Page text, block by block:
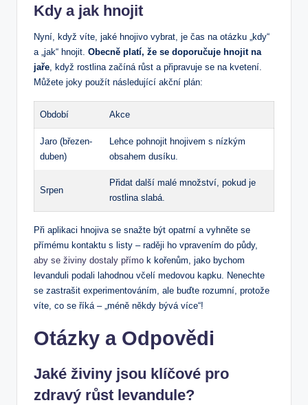
Kdy a jak hnojit
Nyní, když víte, jaké hnojivo vybrat, je čas na otázku „kdy“
a „jak“ hnojit. Obecně platí, že se doporučuje hnojit na
jaře, když rostlina začíná růst a připravuje se na kvetení.
Můžete joky použít následující akční plán:
Období Akce
Jaro (březen-
duben)
Lehce pohnojit hnojivem s nízkým
obsahem dusíku.
Srpen
Přidat další malé množství, pokud je
rostlina slabá.
Při aplikaci hnojiva se snažte být opatrní a vyhněte se
přímému kontaktu s listy – raději ho vpravením do půdy,
aby se živiny dostaly přímo k kořenům, jako bychom
levanduli podali lahodnou včelí medovou kapku. Nenechte
se zastrašit experimentováním, ale buďte rozumní, protože
víte, co se říká – „méně někdy bývá více“!
Otázky a Odpovědi
Jaké živiny jsou klíčové pro
zdravý růst levandule?